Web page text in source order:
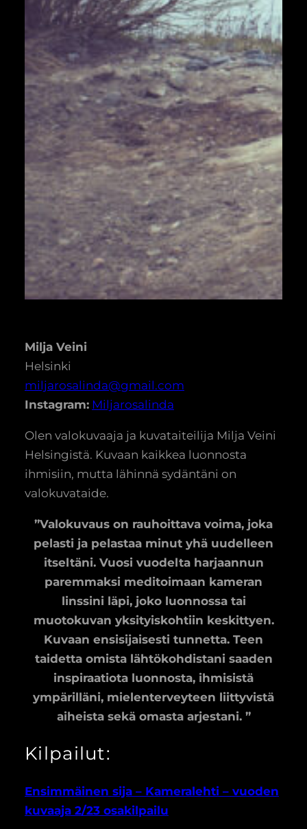
Milja Veini
Helsinki
miljarosalinda@gmail.com
Instagram: Miljarosalinda
Olen valokuvaaja ja kuvataiteilija Milja Veini
Helsingistä. Kuvaan kaikkea luonnosta
ihmisiin, mutta lähinnä sydäntäni on
valokuvataide.
”Valokuvaus on rauhoittava voima, joka
pelasti ja pelastaa minut yhä uudelleen
itseltäni. Vuosi vuodelta harjaannun
paremmaksi meditoimaan kameran
linssini läpi, joko luonnossa tai
muotokuvan yksityiskohtiin keskittyen.
Kuvaan ensisijaisesti tunnetta. Teen
taidetta omista lähtökohdistani saaden
inspiraatiota luonnosta, ihmisistä
ympärilläni, mielenterveyteen liittyvistä
aiheista sekä omasta arjestani. ”
Kilpailut:
Ensimmäinen sija – Kameralehti – vuoden
kuvaaja 2/23 osakilpailu